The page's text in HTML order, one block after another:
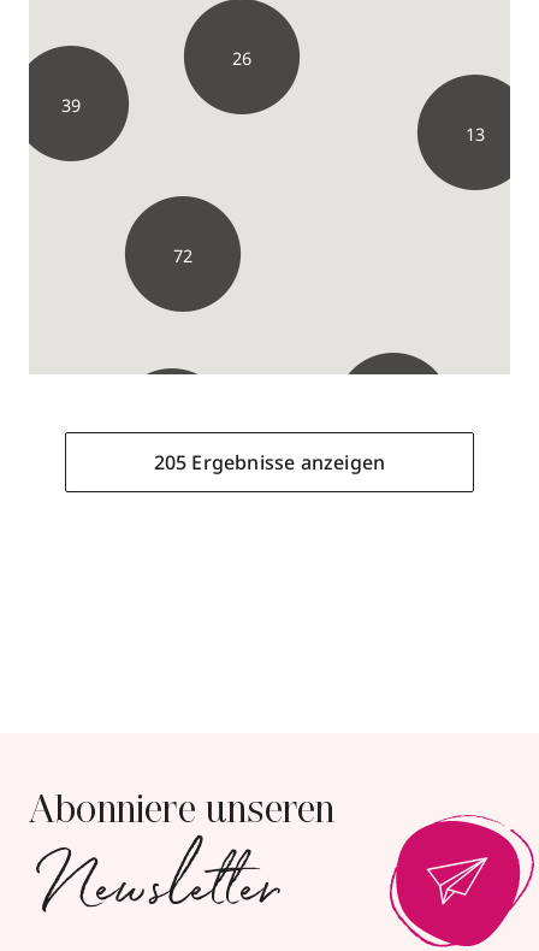
205 Ergebnisse anzeigen
geöffnet
069287472
zum Routenplaner
72
19
13
26
39
Abonniere unseren
Newsletter